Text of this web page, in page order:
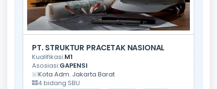
PT. STRUKTUR PRACETAK NASIONAL
Kualifikasi:M1
Asosiasi:GAPENSI
Kota Adm. Jakarta Barat
4 bidang SBU